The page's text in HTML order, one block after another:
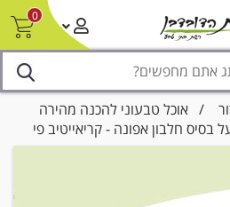
0
צור קשר/ביטול הזמנה
/אוכל טבעוני להכנה מהירה
חלבון אפונה - קריאייטיב פי